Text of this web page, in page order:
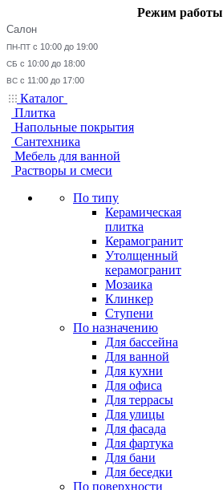
Режим работы
Салон
ПН-ПТ с 10:00 до 19:00
СБ с 10:00 до 18:00
ВС с 11:00 до 17:00
Каталог
Плитка
Напольные покрытия
Сантехника
Мебель для ванной
Растворы и смеси
По типу
Керамическая
плитка
Керамогранит
Утолщенный
керамогранит
Мозаика
Клинкер
Ступени
По назначению
Для бассейна
Для ванной
Для кухни
Для офиса
Для террасы
Для улицы
Для фасада
Для фартука
Для бани
Для беседки
По поверхности